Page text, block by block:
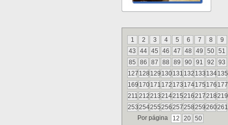
1 2 3 4 5 6 7 8
9
43
44 45 46 47 48 49 50 51
85
86 87 88 89 90 91 92
93
127 128 129 130131 132 133 134135
169 170171 172 173 174175 176 177
211 212213214215216217218219
253254255256257258259260261
Por página
12 20 50